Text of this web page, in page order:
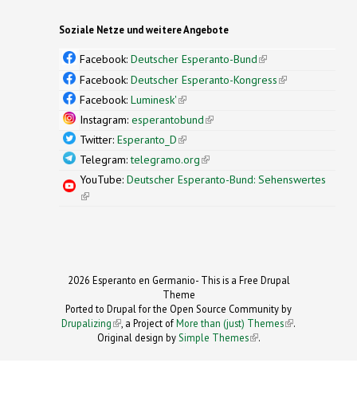
Soziale Netze und weitere Angebote
Facebook: Deutscher Esperanto-Bund(link is
external)
Facebook: Deutscher Esperanto-Kongress(link is
Facebook: Luminesk'(link is external)
Instagram: esperantobund(link is external)
Twitter: Esperanto_D(link is external)
Telegram:telegramo.org(link is external)
YouTube: Deutscher Esperanto-Bund: Sehenswertes
(link is external)
2026 Esperanto en Germanio- This is a Free Drupal
Theme
Ported to Drupal for the Open Source Community by
Drupalizing(link is external)
, a Project ofMore than (just) Themes (link is
.
Original design by Simple Themes
(link is
.